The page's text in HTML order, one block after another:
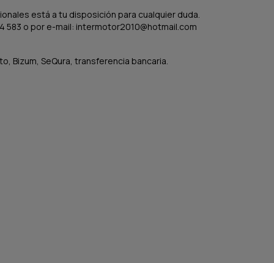
está a tu disposición para cualquier duda.
583 o por e-mail: intermotor2010@hotmail.com
Bizum, SeQura, transferencia bancaria.